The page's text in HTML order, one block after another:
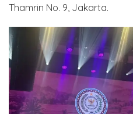
Thamrin No. 9, Jakarta.